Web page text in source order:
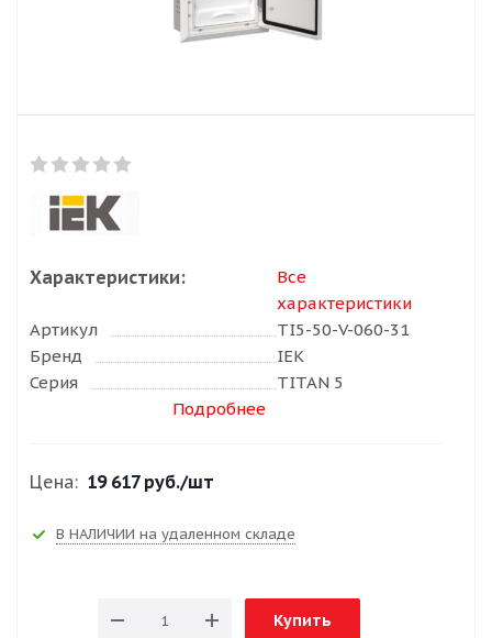
Характеристики:
Все
характеристики
Артикул
TI5-50-V-060-31
Бренд
IEK
Серия
TITAN 5
Подробнее
Цена: 19 617 руб./шт
В НАЛИЧИИ на удаленном складе
Купить